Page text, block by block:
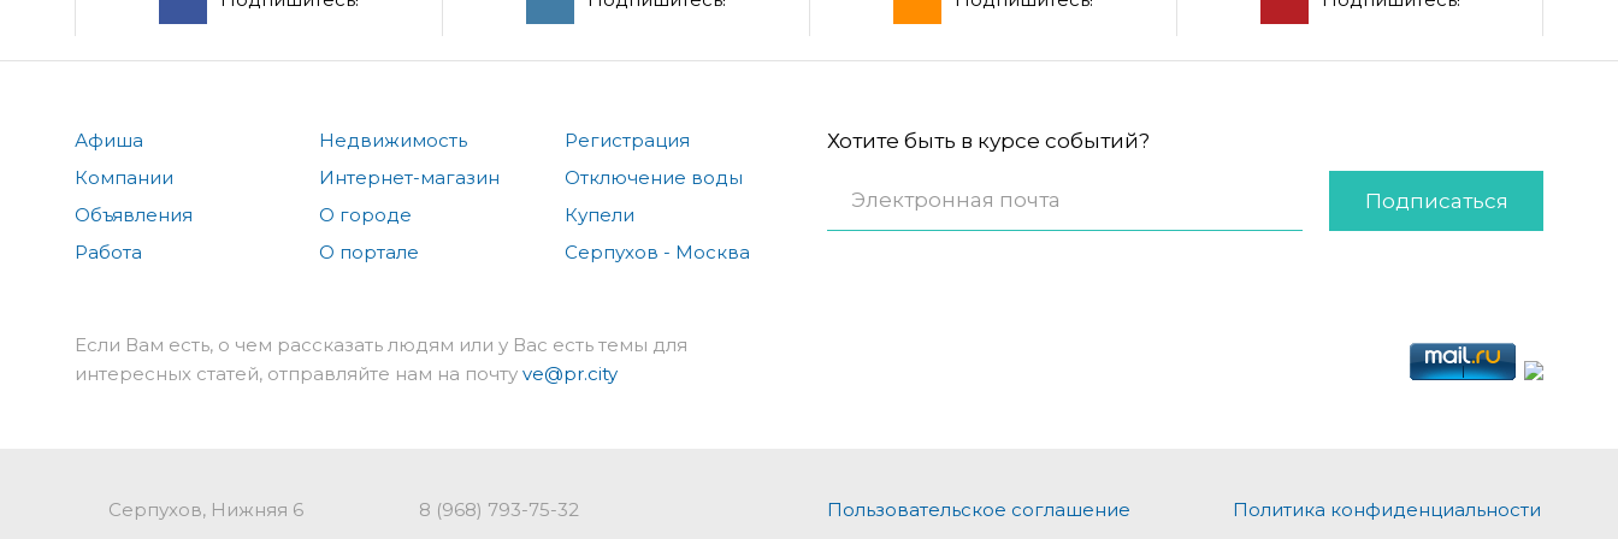
Афиша
Компании
Объявления
Работа
Недвижимость
Интернет-магазин
О городе
О портале
Регистрация
Отключение воды
Купели
Серпухов - Москва
Хотите быть в курсе событий?
Подписаться
Если Вам есть, о чем рассказать людям или у Вас есть темы для
интересных статей, отправляйте нам на почту ve@pr.city
Серпухов, Нижняя 6 8 (968) 793-75-32 Пользовательское соглашение Политика конфиденциальности